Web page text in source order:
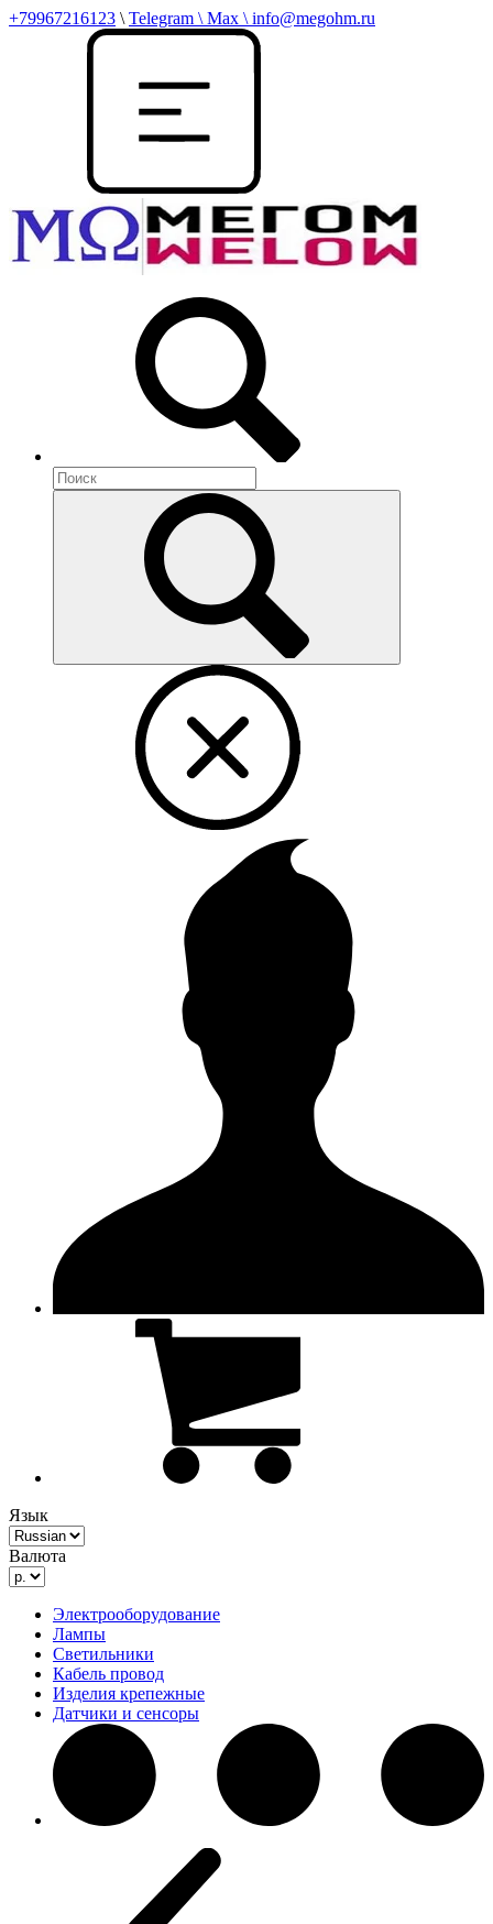
+79967216123 \ Telegram \ Max \ info@megohm.ru
Язык
Валюта
Электрооборудование
Лампы
Светильники
Кабель провод
Изделия крепежные
Датчики и сенсоры